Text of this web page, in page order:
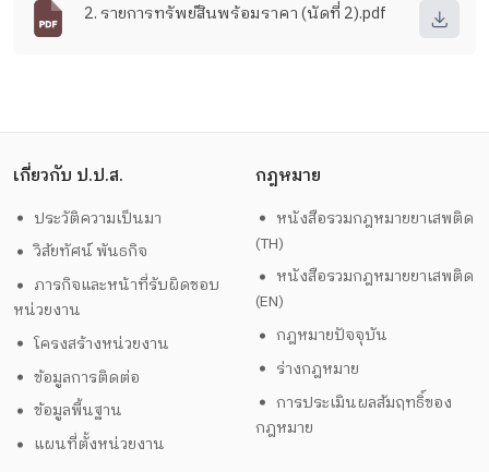
2. รายการทรัพย์สินพร้อมราคา (นัดที่ 2).pdf
เกี่ยวกับ ป.ป.ส.
ประวัติความเป็นมา
วิสัยทัศน์ พันธกิจ
ภารกิจและหน้าที่รับผิดชอบ
หน่วยงาน
โครงสร้างหน่วยงาน
ข้อมูลการติดต่อ
ข้อมูลพื้นฐาน
แผนที่ตั้งหน่วยงาน
กฎหมาย
หนังสือรวมกฎหมายยาเสพติด
(TH)
หนังสือรวมกฎหมายยาเสพติด
(EN)
กฎหมายปัจจุบัน
ร่างกฎหมาย
การประเมินผลสัมฤทธิ์ของ
กฎหมาย